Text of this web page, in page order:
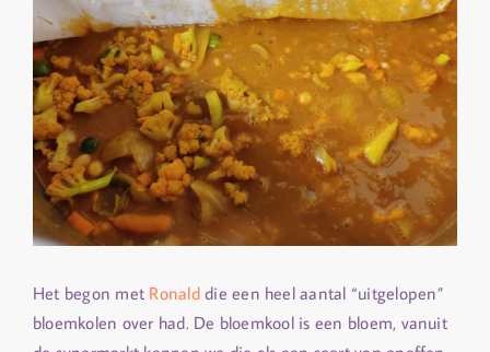
Het begon met Ronalddie een heel aantal “uitgelopen”
bloemkolen over had. De bloemkool is een bloem, vanuit